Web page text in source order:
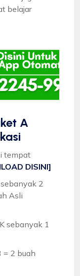
belajar
A
tempat
DISINI]
2
Asli
sebanyak 1
= 2 buah